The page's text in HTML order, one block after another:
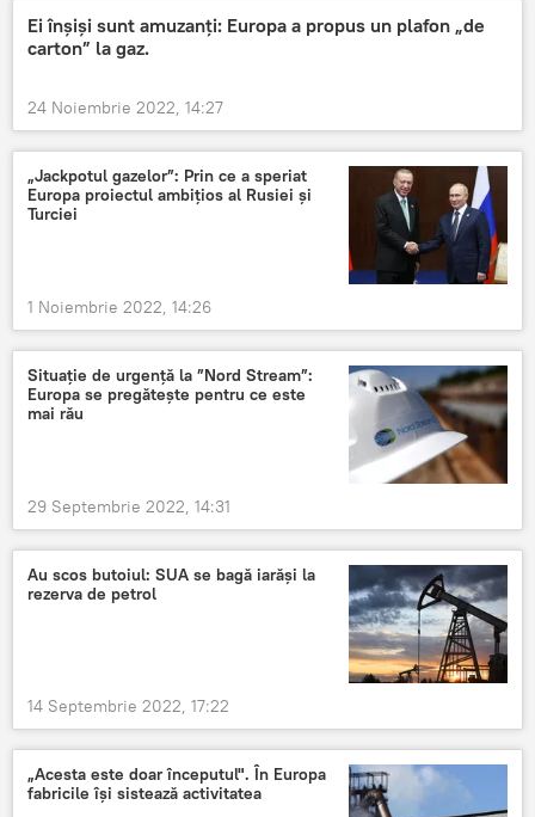
Ei înșiși sunt amuzanți: Europa a propus un plafon „de
carton” la gaz.
24 Noiembrie 2022, 14:27
„Jackpotul gazelor”: Prin ce a speriat
Europa proiectul ambițios al Rusiei și
Turciei
1 Noiembrie 2022, 14:26
Situație de urgență la ”Nord Stream”:
Europa se pregătește pentru ce este
mai rău
29 Septembrie 2022, 14:31
Au scos butoiul: SUA se bagă iarăși la
rezerva de petrol
14 Septembrie 2022, 17:22
„Acesta este doar începutul". În Europa
fabricile își sistează activitatea